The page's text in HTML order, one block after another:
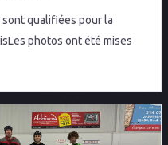
qualifiées pour la
photos ont été mises